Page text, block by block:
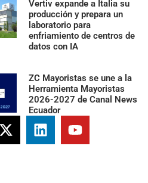
Vertiv expande a Italia su
producción y prepara un
laboratorio para
enfriamiento de centros de
datos con IA
ZC Mayoristas se une a la
Herramienta Mayoristas
2026-2027 de Canal News
Ecuador